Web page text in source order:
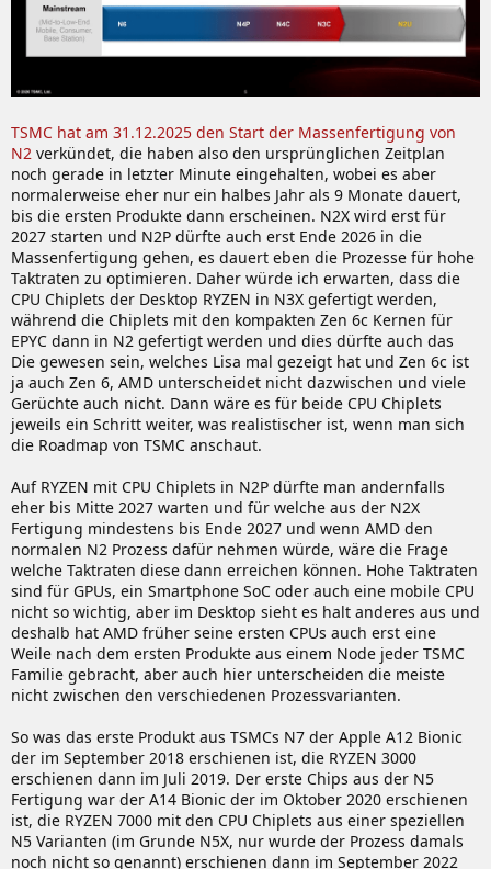
TSMC hat am 31.12.2025 den Start der Massenfertigung von
N2 verkündet, die haben also den ursprünglichen Zeitplan
noch gerade in letzter Minute eingehalten, wobei es aber
normalerweise eher nur ein halbes Jahr als 9 Monate dauert,
bis die ersten Produkte dann erscheinen. N2X wird erst für
2027 starten und N2P dürfte auch erst Ende 2026 in die
Massenfertigung gehen, es dauert eben die Prozesse für hohe
Taktraten zu optimieren. Daher würde ich erwarten, dass die
CPU Chiplets der Desktop RYZEN in N3X gefertigt werden,
während die Chiplets mit den kompakten Zen 6c Kernen für
EPYC dann in N2 gefertigt werden und dies dürfte auch das
Die gewesen sein, welches Lisa mal gezeigt hat und Zen 6c ist
ja auch Zen 6, AMD unterscheidet nicht dazwischen und viele
Gerüchte auch nicht. Dann wäre es für beide CPU Chiplets
jeweils ein Schritt weiter, was realistischer ist, wenn man sich
die Roadmap von TSMC anschaut.
Auf RYZEN mit CPU Chiplets in N2P dürfte man andernfalls
eher bis Mitte 2027 warten und für welche aus der N2X
Fertigung mindestens bis Ende 2027 und wenn AMD den
normalen N2 Prozess dafür nehmen würde, wäre die Frage
welche Taktraten diese dann erreichen können. Hohe Taktraten
sind für GPUs, ein Smartphone SoC oder auch eine mobile CPU
nicht so wichtig, aber im Desktop sieht es halt anderes aus und
deshalb hat AMD früher seine ersten CPUs auch erst eine
Weile nach dem ersten Produkte aus einem Node jeder TSMC
Familie gebracht, aber auch hier unterscheiden die meiste
nicht zwischen den verschiedenen Prozessvarianten.
So was das erste Produkt aus TSMCs N7 der Apple A12 Bionic
der im September 2018 erschienen ist, die RYZEN 3000
erschienen dann im Juli 2019. Der erste Chips aus der N5
Fertigung war der A14 Bionic der im Oktober 2020 erschienen
ist, die RYZEN 7000 mit den CPU Chiplets aus einer speziellen
N5 Varianten (im Grunde N5X, nur wurde der Prozess damals
noch nicht so genannt) erschienen dann im September 2022